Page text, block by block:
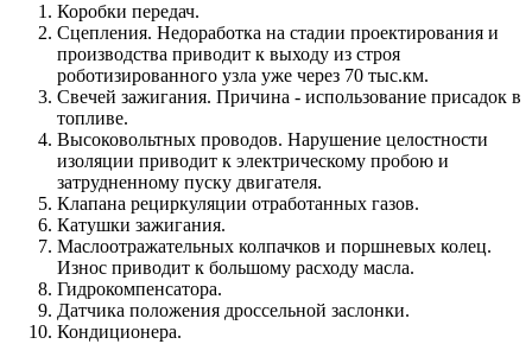
Коробки передач.
Сцепления. Недоработка на стадии проектирования и
производства приводит к выходу из строя
роботизированного узла уже через 70 тыс.км.
Свечей зажигания. Причина - использование присадок в
топливе.
Высоковольтных проводов. Нарушение целостности
изоляции приводит к электрическому пробою и
затрудненному пуску двигателя.
Клапана рециркуляции отработанных газов.
Катушки зажигания.
Маслоотражательных колпачков и поршневых колец.
Износ приводит к большому расходу масла.
Гидрокомпенсатора.
Датчика положения дроссельной заслонки.
Кондиционера.